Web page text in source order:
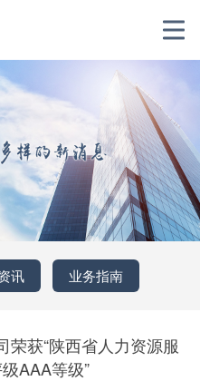
讯 业务指南
荣获“陕西省人力资源服
AAA等级”